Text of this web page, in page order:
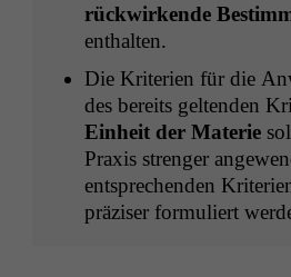
rück­wirk­ende
enthalten.
Die Kri­te­rien für die
des bere­its gel­tenden
Ein­heit der Materie
Prax­is strenger
entsprechen­den
präzis­er for­muliert